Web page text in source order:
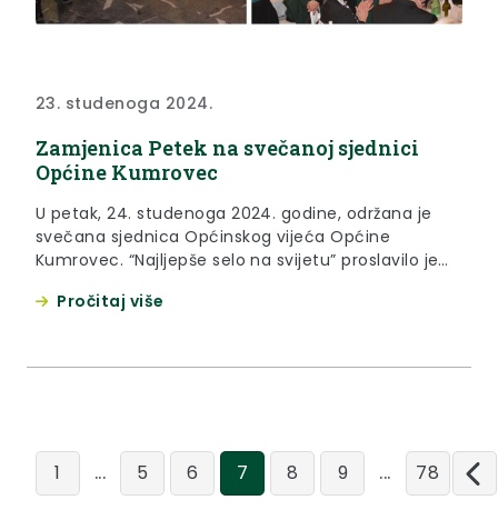
23. studenoga 2024.
Zamjenica Petek na svečanoj sjednici
Općine Kumrovec
U petak, 24. studenoga 2024. godine, održana je
svečana sjednica Općinskog vijeća Općine
Kumrovec. “Najljepše selo na svijetu” proslavilo je
Kumrovčankama i Kumrovčanima, ali i ostalima koji
Pročitaj više
1 ... 5 6 7 8 9 ... 78